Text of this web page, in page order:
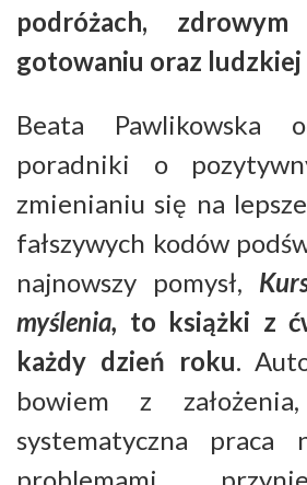
podróżach,
gotowaniu oraz ludzkiej
Beata
poradniki o
zmienianiu się na
fałszywych kodów
najnowszy pomysł,
myślenia, to książki z
każdy dzień roku.
bowiem z
systematyczna praca